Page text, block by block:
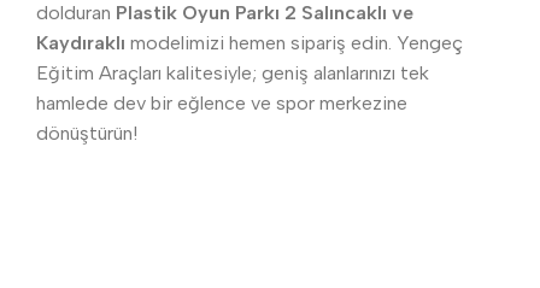
dolduran Plastik Oyun Parkı 2 Salıncaklı ve
Kaydıraklı modelimizi hemen sipariş edin. Yengeç
Eğitim Araçları kalitesiyle; geniş alanlarınızı tek
hamlede dev bir eğlence ve spor merkezine
dönüştürün!